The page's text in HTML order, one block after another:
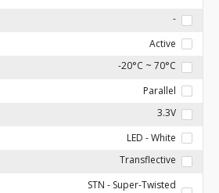
-
Active
-20°C ~ 70°C
Parallel
3.3V
LED - White
Transflective
STN - Super-Twisted